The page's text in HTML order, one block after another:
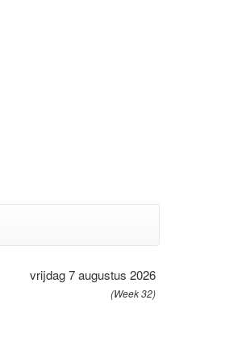
vrijdag 7 augustus 2026
(Week 32)